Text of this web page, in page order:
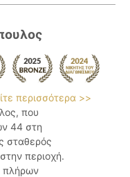
περισσότερα >>
που
44 στη
σταθερός
περιοχή.
πλήρων